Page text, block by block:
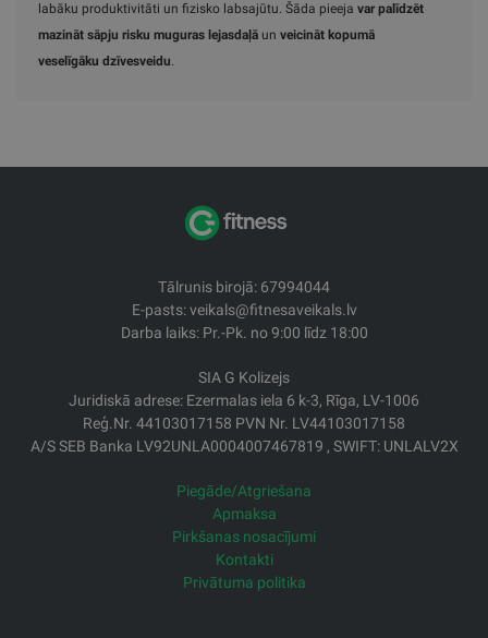
labāku produktivitāti un fizisko labsajūtu. Šāda pieeja var palīdzēt
mazināt sāpju risku muguras lejasdaļā un veicināt kopumā
veselīgāku dzīvesveidu.
Tālrunis birojā: 67994044
E-pasts: veikals@fitnesaveikals.lv
Darba laiks: Pr.-Pk. no 9:00 līdz 18:00
SIA G Kolizejs
Juridiskā adrese: Ezermalas iela 6 k-3, Rīga, LV-1006
Reģ.Nr. 44103017158 PVN Nr. LV44103017158
A/S SEB Banka LV92UNLA0004007467819 , SWIFT: UNLALV2X
Piegāde/Atgriešana
Apmaksa
Pirkšanas nosacījumi
Kontakti
Privātuma politika